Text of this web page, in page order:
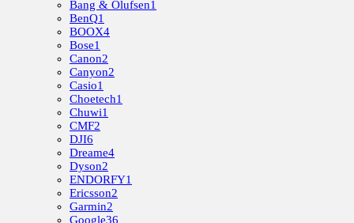
Bang & Olufsen1
BenQ1
BOOX4
Bose1
Canon2
Canyon2
Casio1
Choetech1
Chuwi1
CMF2
DJI6
Dreame4
Dyson2
ENDORFY1
Ericsson2
Garmin2
Google36